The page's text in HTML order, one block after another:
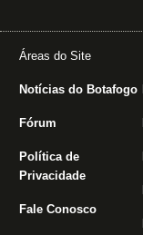
Áreas do Site
Notícias do Botafogo
Fórum
Política de
Privacidade
Fale Conosco